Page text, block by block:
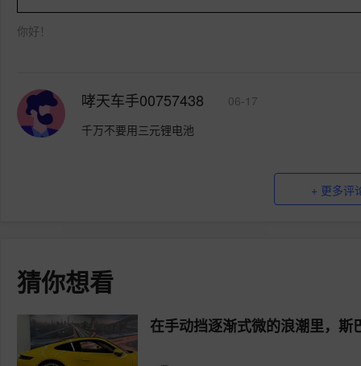
你好！
哮天车手00757438
06-17
千万不要用三元锂电池
+ 更多评
猜你想看
在手动挡逐渐式微的浪潮里，